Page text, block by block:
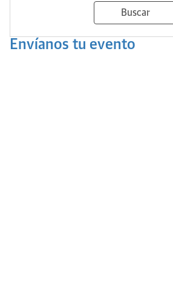
Buscar
Envíanos tu evento